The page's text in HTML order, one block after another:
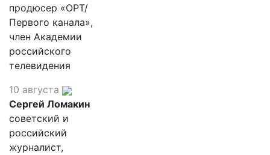
продюсер «ОРТ/
Первого канала»,
член Академии
российского
телевидения
10 августа
Сергей Ломакин
советский и
российский
журналист,